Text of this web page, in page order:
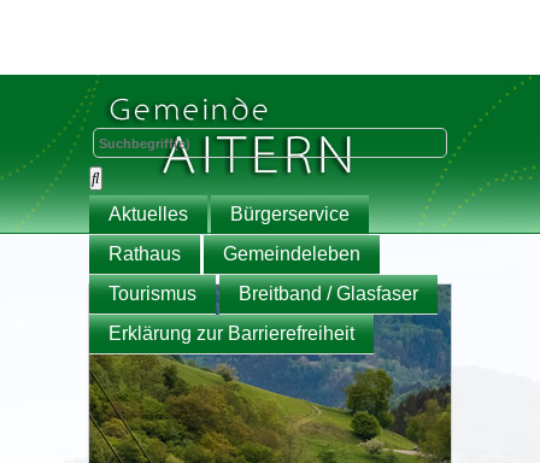
Aktuelles
Bürgerservice
Rathaus
Gemeindeleben
Tourismus
Breitband / Glasfaser
Erklärung zur Barrierefreiheit